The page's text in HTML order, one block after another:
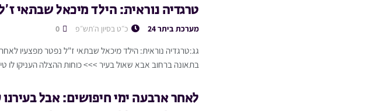
טרגדיה נוראית: הילד מיכאל שבתאי
מערכת ביתר 24 כ״ט בסיון ה׳תש״פ
בתאונה ברחוב אבא שאול בעיר >>> כוחות ההצלה העניקו לו
לאחר ארבעה ימי חיפושים: אבל